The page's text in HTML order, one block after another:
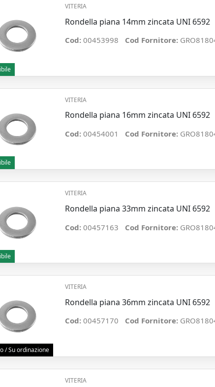
VITERIA
Rondella piana 14mm zincata UNI 6592
Cod: 00453998 Cod Fornitore:
VITERIA
Rondella piana 16mm zincata UNI 6592
Cod: 00454001 Cod Fornitore:
VITERIA
Rondella piana 33mm zincata UNI 6592
Cod: 00457163 Cod Fornitore:
/ Su ordinazione
VITERIA
Rondella piana 36mm zincata UNI 6592
Cod: 00457170 Cod Fornitore:
VITERIA